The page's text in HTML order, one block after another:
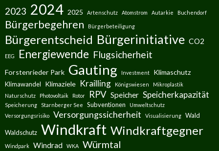
2023 2024 2025 Artenschutz Atomstrom Autarkie Buchendorf
Bürgerbegehren Bürgerbeteiligung
Bürgerentscheid Bürgerinitiative CO2
EEG Energiewende Flugsicherheit
Forstenrieder Park Gauting Investment Klimaschutz
Klimawandel Klimaziele Krailling Königswiesen
Mikroplastik
Naturschutz
Photovoltaik Rotor RPV Speicher Speicherkapazität
Speicherung Starnberger See Subventionen
Umweltschutz
Versorgungsrisiko
Versorgungssicherheit Visualisierung Wald
Waldschutz Windkraft Windkraftgegner
Windpark Windrad WKA Würmtal